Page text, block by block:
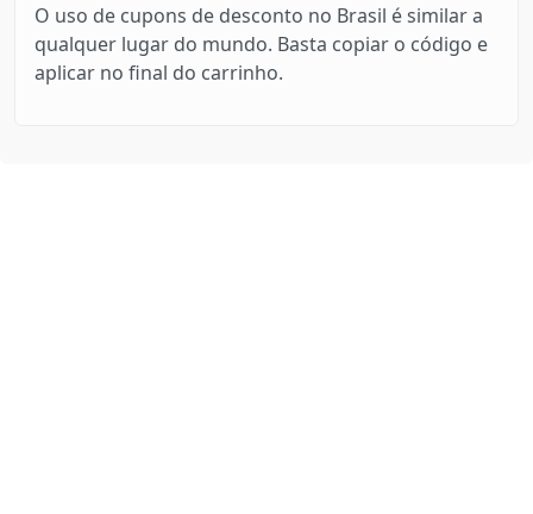
O uso de cupons de desconto no Brasil é similar a
qualquer lugar do mundo. Basta copiar o código e
aplicar no final do carrinho.